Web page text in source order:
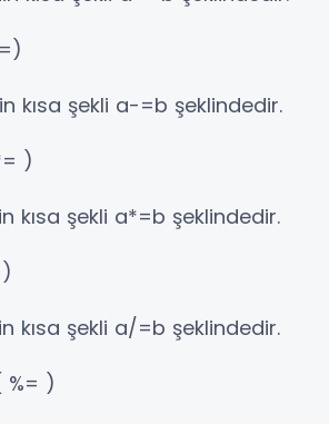
kısa şekli a-=b şeklindedir.
)
kısa şekli a*=b şeklindedir.
kısa şekli a/=b şeklindedir.
%= )